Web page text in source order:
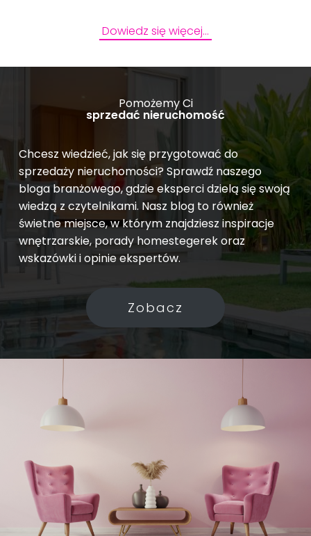
Dowiedz się więcej…
Pomożemy Ci
sprzedać nieruchomość
Chcesz wiedzieć, jak się przygotować do
sprzedaży nieruchomości? Sprawdź naszego
bloga branżowego, gdzie eksperci dzielą się swoją
wiedzą z czytelnikami. Nasz blog to również
świetne miejsce, w którym znajdziesz inspiracje
wnętrzarskie, porady homestegerek oraz
wskazówki i opinie ekspertów.
Zobacz